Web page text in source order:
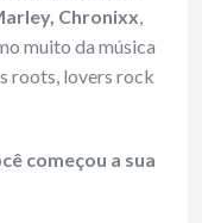
Chronixx,
muito da música
roots, lovers rock
começou a sua